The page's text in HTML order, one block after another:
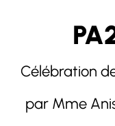
Célébration
par Mme